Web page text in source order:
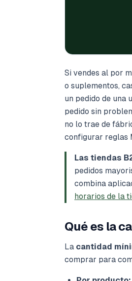
Si vendes al por
o suplementos,
un pedido de una
pedido sin
no lo trae de
configurar reglas
Las tiendas
pedidos
combina
horarios de la
Qué es la
La cantidad
comprar para